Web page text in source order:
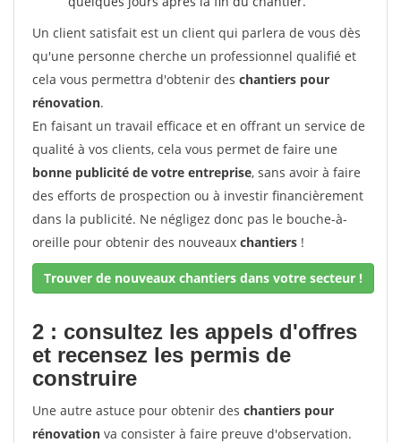
Un client satisfait est un client qui parlera de vous dès
qu'une personne cherche un professionnel qualifié et
cela vous permettra d'obtenir des chantiers pour
rénovation.
En faisant un travail efficace et en offrant un service de
qualité à vos clients, cela vous permet de faire une
bonne publicité de votre entreprise, sans avoir à faire
des efforts de prospection ou à investir financièrement
dans la publicité. Ne négligez donc pas le bouche-à-
oreille pour obtenir des nouveaux chantiers !
Trouver de nouveaux chantiers dans votre secteur !
2 : consultez les appels d'offres
et recensez les permis de
construire
Une autre astuce pour obtenir des chantiers pour
rénovation va consister à faire preuve d'observation.